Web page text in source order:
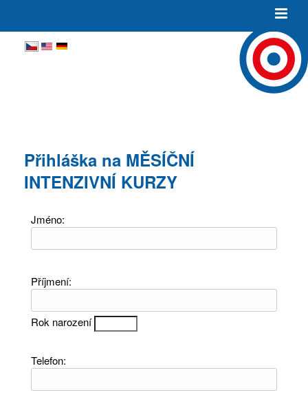
Přihláška na MĚSÍČNÍ
INTENZIVNÍ KURZY
Jméno:
Příjmení:
Rok narození
Telefon: